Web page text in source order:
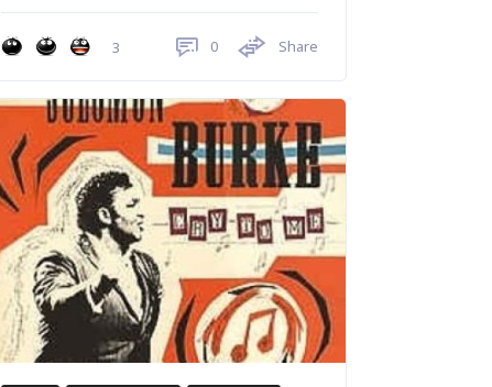
3 0 Share